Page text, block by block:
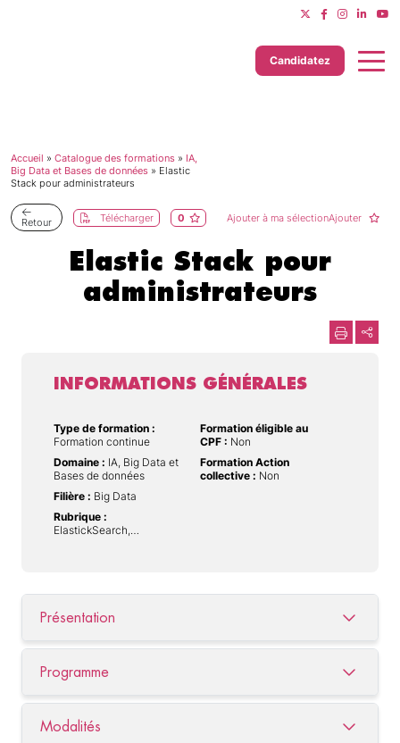
Candidatez
Accueil » Catalogue des formations » IA,
Big Data et Bases de données » Elastic
Stack pour administrateurs
Retour Télécharger 0 Ajouter à ma sélectionAjouter
Elastic Stack pour
administrateurs
INFORMATIONS GÉNÉRALES
Type de formation :
Formation continue
Domaine : IA, Big Data et
Bases de données
Filière : Big Data
Rubrique :
ElastickSearch,…
Formation éligible au
CPF : Non
Formation Action
collective : Non
Présentation
Programme
Modalités